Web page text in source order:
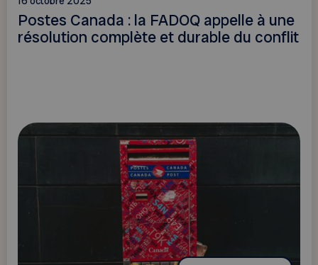
Postes Canada : la FADOQ appelle à une
résolution complète et durable du conflit